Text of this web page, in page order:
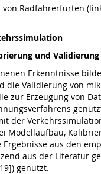
Radfahrerfurten
und Validierung
Erkenntnisse
die Validierung von
zur Erzeugung von
der
Modellaufbau,
aus den
aus der Literatur
genutzt.